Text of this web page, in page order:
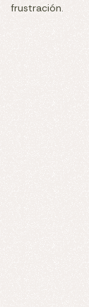
frustración.